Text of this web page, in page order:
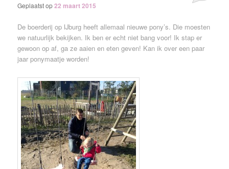
Geplaatst op22 maart 2015
De boerderij op IJburg heeft allemaal nieuwe pony’s. Die moesten
we natuurlijk bekijken. Ik ben er echt niet bang voor! Ik stap er
gewoon op af, ga ze aaien en eten geven! Kan ik over een paar
jaar ponymaatje worden!